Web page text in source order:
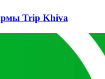
Trip Khiva